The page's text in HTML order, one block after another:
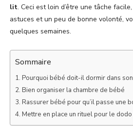
lit. Ceci est loin d’être une tâche
astuces et un peu de bonne volonté,
quelques semaines.
Sommaire
Pourquoi bébé doit-il dormir dans
Bien organiser la chambre de bébé
Rassurer bébé pour qu’il passe une
Mettre en place un rituel pour le dodo